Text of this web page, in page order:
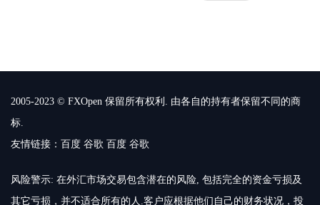
2005-2023 © FXOpen 保留所有权利. 由各自的持有者保留不同的商
标.
友情链接： 百度 谷歌 百度 谷歌
风险警示: 在外汇市场交易包含潜在的风险, 包括完全的资金亏损及
其它亏损，并不适合所有的人.客户应根据他们自己的财务状况，投